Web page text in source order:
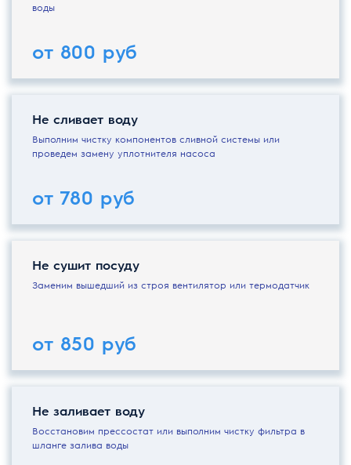
воды
от 800 руб
Не сливает воду
Выполним чистку компонентов сливной системы или
проведем замену уплотнителя насоса
от 780 руб
Не сушит посуду
Заменим вышедший из строя вентилятор или термодатчик
от 850 руб
Не заливает воду
Восстановим прессостат или выполним чистку фильтра в
шланге залива воды